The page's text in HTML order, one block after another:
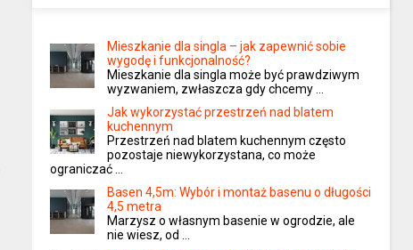
Mieszkanie dla singla – jak zapewnić sobie
wygodę i funkcjonalność?
Mieszkanie dla singla może być prawdziwym
wyzwaniem, zwłaszcza gdy chcemy …
Jak wykorzystać przestrzeń nad blatem
kuchennym
Przestrzeń nad blatem kuchennym często
pozostaje niewykorzystana, co może
ograniczać …
Basen 4,5m: Wybór i montaż basenu o długości
4,5 metra
Marzysz o własnym basenie w ogrodzie, ale
nie wiesz, od …